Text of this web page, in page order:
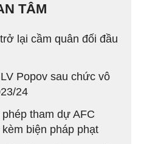
TÂM
lại cầm quân đối đầu
Popov sau chức vô
24
tham dự AFC
biện pháp phạt